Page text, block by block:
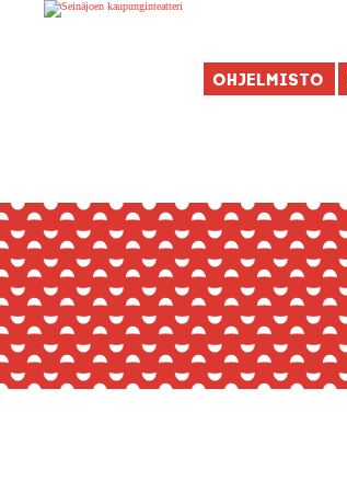
Ohjelmisto